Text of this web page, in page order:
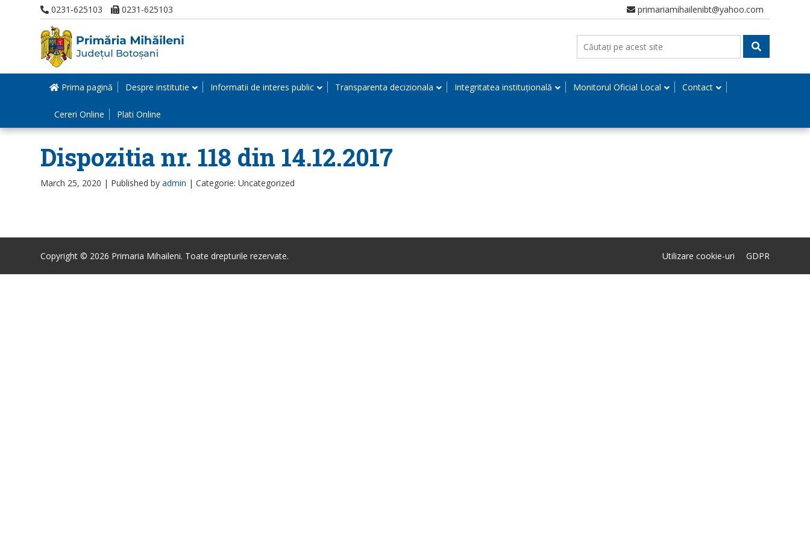
0231-625103 0231-625103 primariamihailenibt@yahoo.com
Prima pagină Despre institutie Informatii de interes public Transparenta decizionala Integritatea instituțională Monitorul Oficial Local Contact
Cereri Online Plati Online
Dispozitia nr. 118 din 14.12.2017
March 25, 2020 | Published by admin | Categorie: Uncategorized
Copyright © 2026 Primaria Mihaileni. Toate drepturile rezervate. Utilizare cookie-uri GDPR